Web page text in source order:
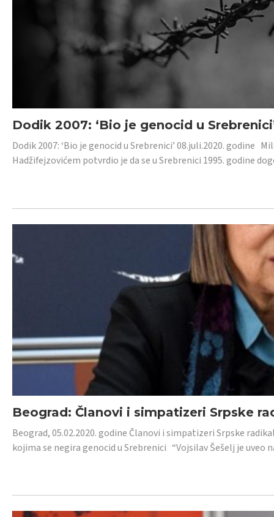
Dodik 2007: ‘Bio je genocid u
Dodik 2007: ‘Bio je genocid u Srebrenici’ 08.juli.2020. godine
Hadžifejzovićem potvrdio je da se u Srebrenici 1995. godine
Beograd: Članovi i simpatizeri Srpske
Beograd, 05.02.2020. godine Članovi i simpatizeri Srpske
kojima se negira genocid u Srebrenici “Vojsilav Šešelj je uveo